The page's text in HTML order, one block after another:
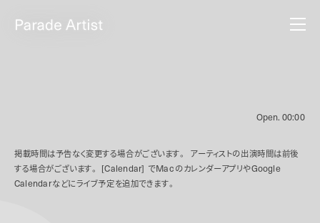
Open. 00:00
掲載時間は予告なく変更する場合がございます。
アーティストの出演時間は前後
する場合がございます。
[Calendar] でMacのカレンダーアプリやGoogle
Calendarなどにライブ予定を追加できます。